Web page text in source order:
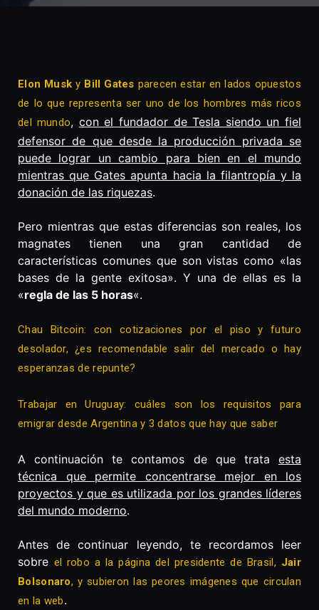
Elon Musk y Bill Gates parecen estar en lados opuestos
de lo que representa ser uno de los hombres más ricos
del mundo, con el fundador de Tesla siendo un fiel
defensor de que desde la producción privada se
puede lograr un cambio para bien en el mundo
mientras que Gates apunta hacia la filantropía y la
donación de las riquezas.
Pero mientras que estas diferencias son reales, los
magnates tienen una gran cantidad de
características comunes que son vistas como «las
bases de la gente exitosa». Y una de ellas es la
«regla de las 5 horas«.
Chau Bitcoin: con cotizaciones por el piso y futuro
desolador, ¿es recomendable salir del mercado o hay
esperanzas de repunte?
Trabajar en Uruguay: cuáles son los requisitos para
emigrar desde Argentina y 3 datos que hay que saber
A continuación te contamos de que trata esta
técnica que permite concentrarse mejor en los
proyectos y que es utilizada por los grandes líderes
del mundo moderno.
Antes de continuar leyendo, te recordamos leer
sobre el robo a la página del presidente de Brasil, Jair
Bolsonaro, y subieron las peores imágenes que circulan
en la web.